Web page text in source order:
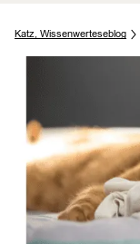
Katz, Wissenwerteseblog